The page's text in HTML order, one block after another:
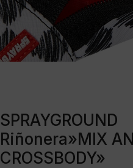
SPRAYGROUND
Riñonera»MIX
CROSSBODY»